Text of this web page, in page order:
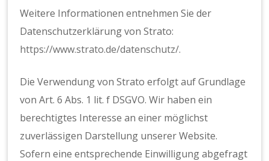
Weitere Informationen entnehmen Sie der
Datenschutzerklärung von Strato:
https://www.strato.de/datenschutz/.
Die Verwendung von Strato erfolgt auf Grundlage
von Art. 6 Abs. 1 lit. f DSGVO. Wir haben ein
berechtigtes Interesse an einer möglichst
zuverlässigen Darstellung unserer Website.
Sofern eine entsprechende Einwilligung abgefragt